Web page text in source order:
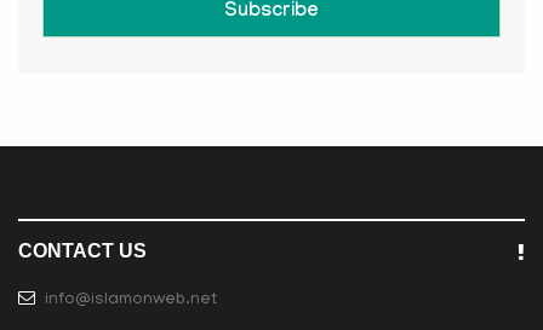
Subscribe
CONTACT US
info@islamonweb.net